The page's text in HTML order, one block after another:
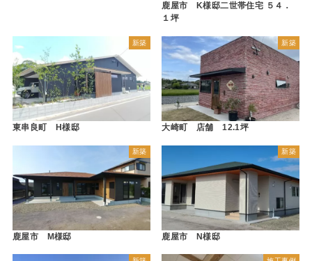
鹿屋市 K様邸二世帯住宅 ５４．
１坪
新築
東串良町 H様邸
新築
大崎町 店舗 12.1坪
新築
鹿屋市 M様邸
新築
鹿屋市 N様邸